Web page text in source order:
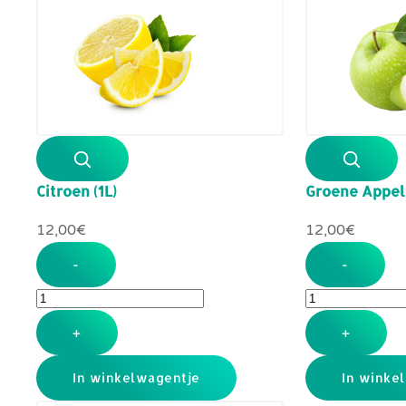
Citroen (1L)
12,00‎€
-
+
Groene Appel
12,00‎€
-
+